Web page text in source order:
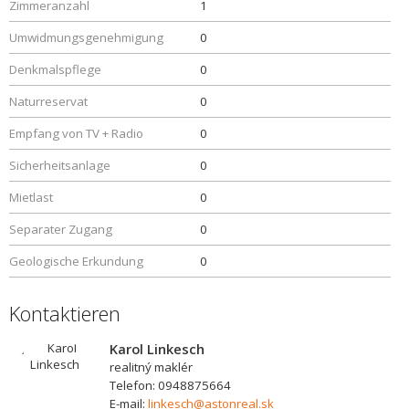
Zimmeranzahl
1
Umwidmungsgenehmigung
0
Denkmalspflege
0
Naturreservat
0
Empfang von TV + Radio
0
Sicherheitsanlage
0
Mietlast
0
Separater Zugang
0
Geologische Erkundung
0
Kontaktieren
Karol Linkesch
realitný maklér
Telefon: 0948875664
E-mail: linkesch@astonreal.sk